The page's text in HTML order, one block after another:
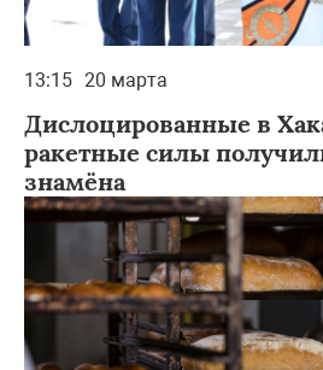
13:15 20 марта
Дислоцированные в
ракетные силы
знамёна